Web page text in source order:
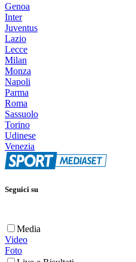
Genoa
Inter
Juventus
Lazio
Lecce
Milan
Monza
Napoli
Parma
Roma
Sassuolo
Torino
Udinese
Venezia
Seguici su
Media
Video
Foto